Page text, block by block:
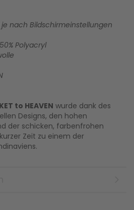
nach Bildschirmeinstellungen
Polyacryl
to HEAVEN wurde dank des
Designs, den hohen
der schicken, farbenfrohen
Zeit zu einem der